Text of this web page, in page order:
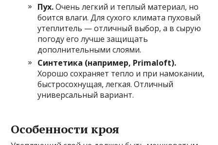
Пух.Очень легкий и теплый материал, но
боится влаги. Для сухого климата пуховый
утеплитель — отличный выбор, а в сырую
погоду его лучше защищать
дополнительными слоями.
Синтетика (например, Primaloft).
Хорошо сохраняет тепло и при намокании,
быстросохнущая, легкая. Отличный
универсальный вариант.
Особенности кроя